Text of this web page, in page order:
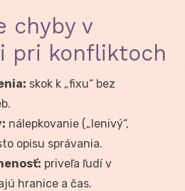
chyby v
pri konfliktoch
skok k „fixu“ bez
nálepkovanie („lenivý“,
opisu správania.
priveľa ľudí v
hranice a čas.